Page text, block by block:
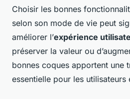
Choisir les bonnes
selon son mode de vie peut
améliorer l’expérience
préserver la valeur ou
bonnes coques apportent une
essentielle pour les utilisateurs